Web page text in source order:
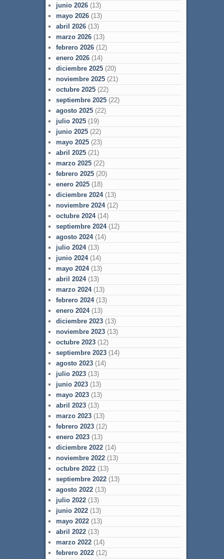
junio 2026(13)
mayo 2026(13)
abril 2026(13)
marzo 2026(13)
febrero 2026(12)
enero 2026(14)
diciembre 2025(20)
noviembre 2025(21)
octubre 2025(22)
septiembre 2025(22)
agosto 2025(22)
julio 2025(19)
junio 2025(22)
mayo 2025(23)
abril 2025(21)
marzo 2025(22)
febrero 2025(20)
enero 2025(18)
diciembre 2024(13)
noviembre 2024(12)
octubre 2024(14)
septiembre 2024(12)
agosto 2024(14)
julio 2024(13)
junio 2024(14)
mayo 2024(13)
abril 2024(13)
marzo 2024(13)
febrero 2024(13)
enero 2024(13)
diciembre 2023(13)
noviembre 2023(13)
octubre 2023(12)
septiembre 2023(14)
agosto 2023(14)
julio 2023(13)
junio 2023(13)
mayo 2023(13)
abril 2023(13)
marzo 2023(13)
febrero 2023(12)
enero 2023(13)
diciembre 2022(14)
noviembre 2022(13)
octubre 2022(13)
septiembre 2022(13)
agosto 2022(13)
julio 2022(13)
junio 2022(13)
mayo 2022(13)
abril 2022(13)
marzo 2022(14)
febrero 2022(12)